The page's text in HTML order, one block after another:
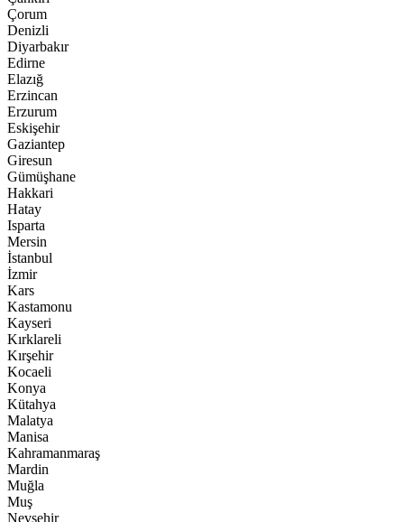
Çorum
Denizli
Diyarbakır
Edirne
Elazığ
Erzincan
Erzurum
Eskişehir
Gaziantep
Giresun
Gümüşhane
Hakkari
Hatay
Isparta
Mersin
İstanbul
İzmir
Kars
Kastamonu
Kayseri
Kırklareli
Kırşehir
Kocaeli
Konya
Kütahya
Malatya
Manisa
Kahramanmaraş
Mardin
Muğla
Muş
Nevşehir